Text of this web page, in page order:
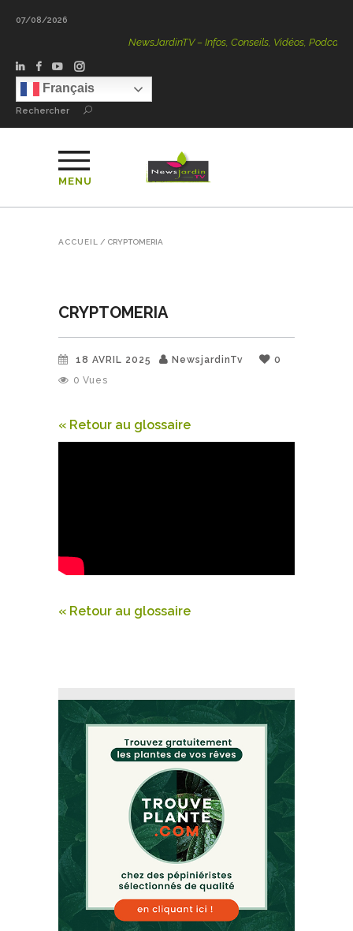
07/08/2026
NewsJardinTV – Infos, Conseils, Vidéos, Podcasts –
Français
Rechercher
MENU
ACCUEIL / CRYPTOMERIA
CRYPTOMERIA
18 AVRIL 2025 NewsjardinTv
0
0 Vues
« Retour au glossaire
« Retour au glossaire